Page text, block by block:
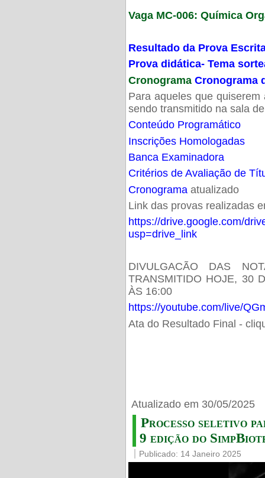
Vaga MC-006: Química
Resultado da Prova
Prova didática- Tema
Cronograma Cronograma
Para aqueles que
sendo transmitido na sala
Conteúdo Programático
Inscrições Homologadas
Banca Examinadora
Critérios de Avaliação de
Cronogramaatualizado
Link das provas realizadas
https://drive.google.com/
usp=drive_link
DIVULGACÃO DAS
TRANSMITIDO HOJE, 30
ÀS 16:00
https://youtube.com/live/
Ata do Resultado Final -
Atualizado em 30/05/2025
Processo seletivo
9 edição do
Publicado: 14 Janeiro 2025